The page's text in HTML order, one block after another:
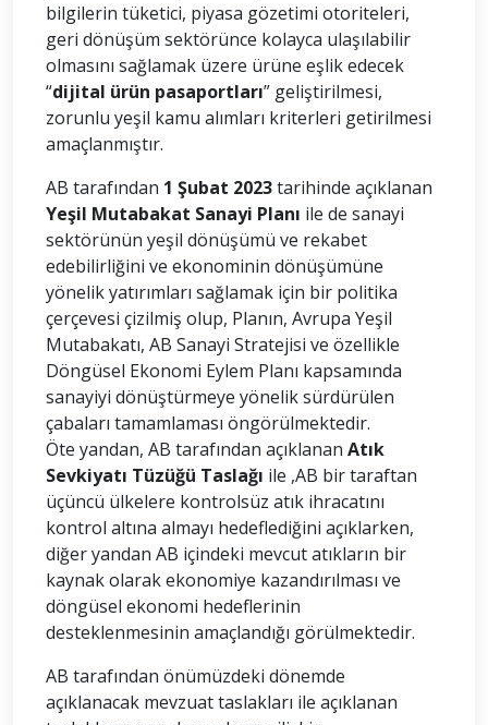
bilgilerin tüketici, piyasa gözetimi otoriteleri,
geri dönüşüm sektörünce kolayca ulaşılabilir
olmasını sağlamak üzere ürüne eşlik edecek
“dijital ürün pasaportları” geliştirilmesi,
zorunlu yeşil kamu alımları kriterleri getirilmesi
amaçlanmıştır.
AB tarafından 1 Şubat 2023tarihinde açıklanan
Yeşil Mutabakat Sanayi Planı ile de sanayi
sektörünün yeşil dönüşümü ve rekabet
edebilirliğini ve ekonominin dönüşümüne
yönelik yatırımları sağlamak için bir politika
çerçevesi çizilmiş olup, Planın, Avrupa Yeşil
Mutabakatı, AB Sanayi Stratejisi ve özellikle
Döngüsel Ekonomi Eylem Planı kapsamında
sanayiyi dönüştürmeye yönelik sürdürülen
çabaları tamamlaması öngörülmektedir.
Öte yandan, AB tarafından açıklanan Atık
Sevkiyatı Tüzüğü Taslağı ile ,AB bir taraftan
üçüncü ülkelere kontrolsüz atık ihracatını
kontrol altına almayı hedeflediğini açıklarken,
diğer yandan AB içindeki mevcut atıkların bir
kaynak olarak ekonomiye kazandırılması ve
döngüsel ekonomi hedeflerinin
desteklenmesinin amaçlandığı görülmektedir.
AB tarafından önümüzdeki dönemde
açıklanacak mevzuat taslakları ile açıklanan